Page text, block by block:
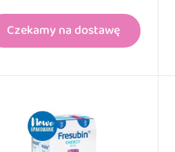
Czekamy na dostawę